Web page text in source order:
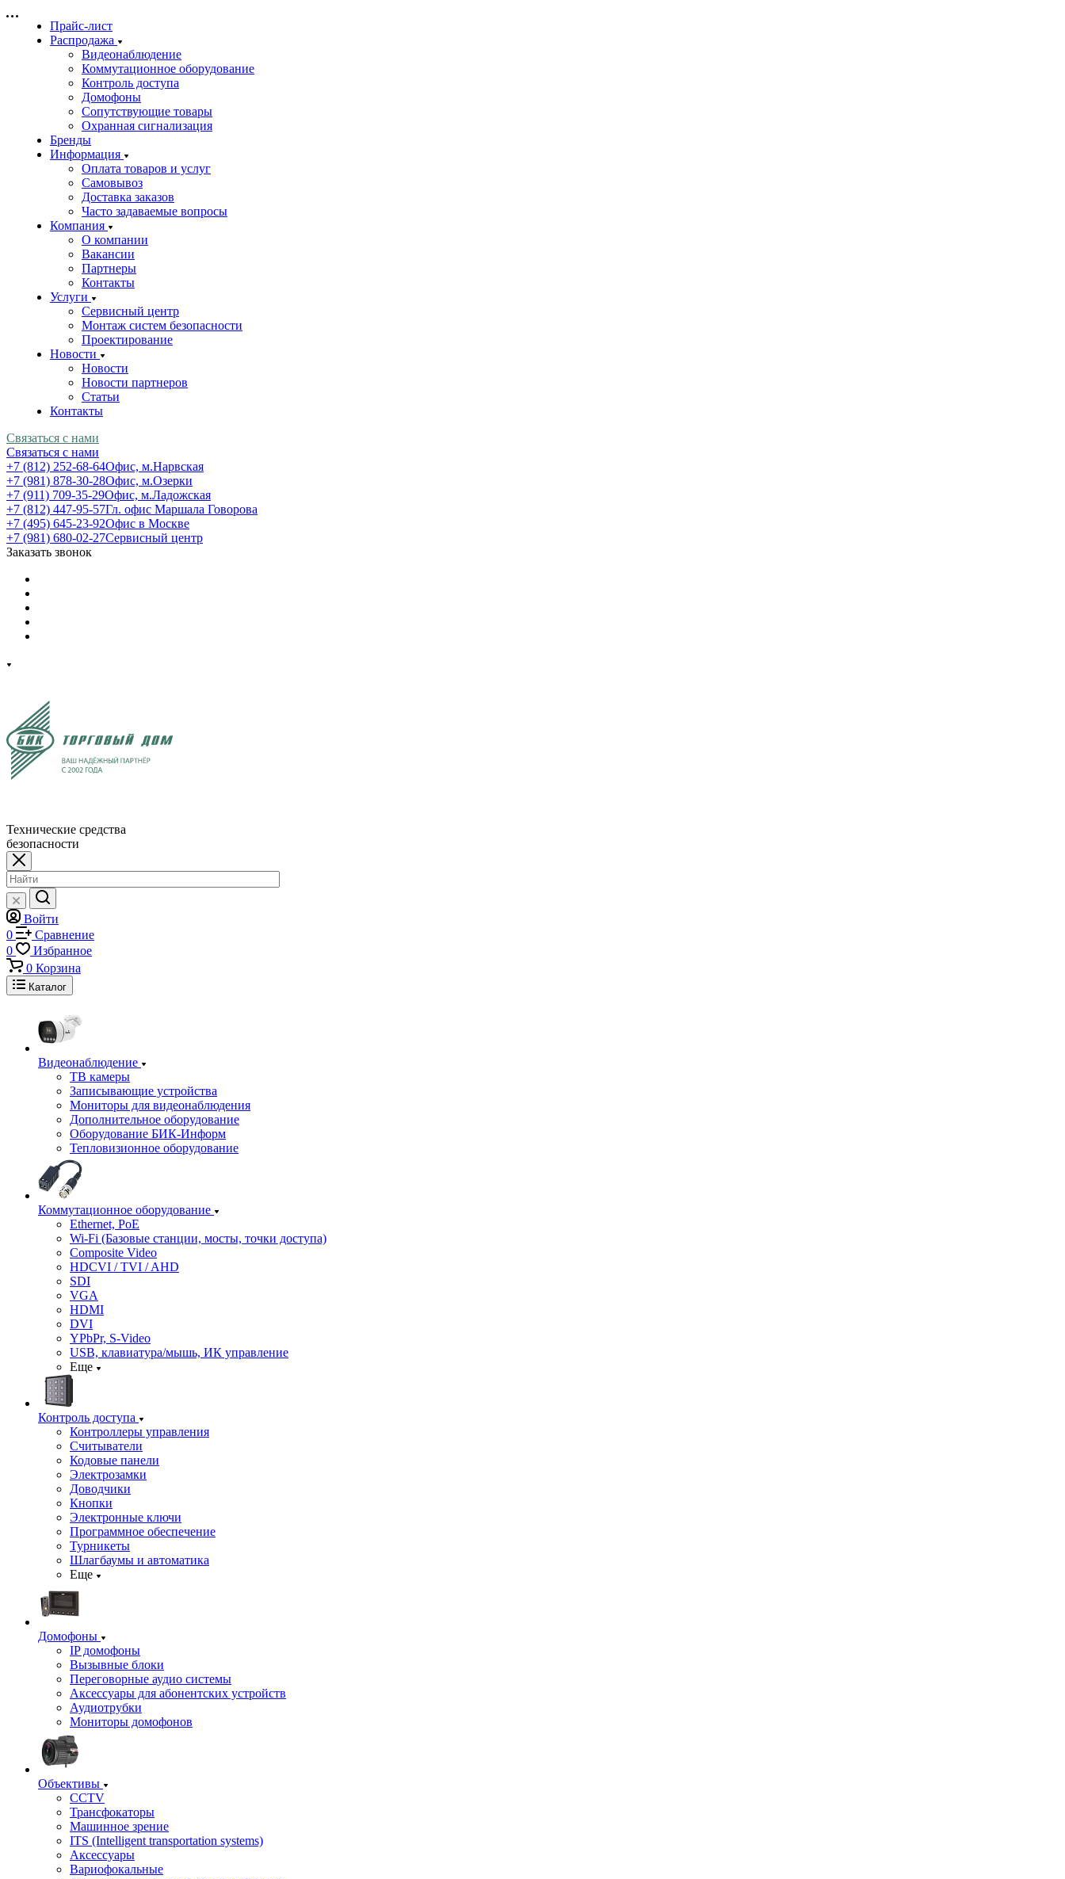
Прайс-лист
Распродажа
Видеонаблюдение
Коммутационное оборудование
Контроль доступа
Домофоны
Сопутствующие товары
Охранная сигнализация
Бренды
Информация
Оплата товаров и услуг
Самовывоз
Доставка заказов
Часто задаваемые вопросы
Компания
О компании
Вакансии
Партнеры
Контакты
Услуги
Сервисный центр
Монтаж систем безопасности
Проектирование
Новости
Новости
Новости партнеров
Статьи
Контакты
Связаться с нами
Связаться с нами
+7 (812) 252-68-64Офис, м.Нарвская
+7 (981) 878-30-28Офис, м.Озерки
+7 (911) 709-35-29Офис, м.Ладожская
+7 (812) 447-95-57Гл. офис Маршала Говорова
+7 (495) 645-23-92Офис в Москве
+7 (981) 680-02-27Сервисный центр
Заказать звонок
Технические средства
безопасности
Войти
0
Сравнение
0
Избранное
0 Корзина
Каталог
Видеонаблюдение
ТВ камеры
Записывающие устройства
Мониторы для видеонаблюдения
Дополнительное оборудование
Оборудование БИК-Информ
Тепловизионное оборудование
Коммутационное оборудование
Ethernet, PoE
Wi-Fi (Базовые станции, мосты, точки доступа)
Composite Video
HDCVI / TVI / AHD
SDI
VGA
HDMI
DVI
YPbPr, S-Video
USB, клавиатура/мышь, ИК управление
Еще
Контроль доступа
Контроллеры управления
Считыватели
Кодовые панели
Электрозамки
Доводчики
Кнопки
Электронные ключи
Программное обеспечение
Турникеты
Шлагбаумы и автоматика
Еще
Домофоны
IP домофоны
Вызывные блоки
Переговорные аудио системы
Аксессуары для абонентских устройств
Аудиотрубки
Мониторы домофонов
Объективы
CCTV
Трансфокаторы
Машинное зрение
ITS (Intelligent transportation systems)
Аксессуары
Вариофокальные